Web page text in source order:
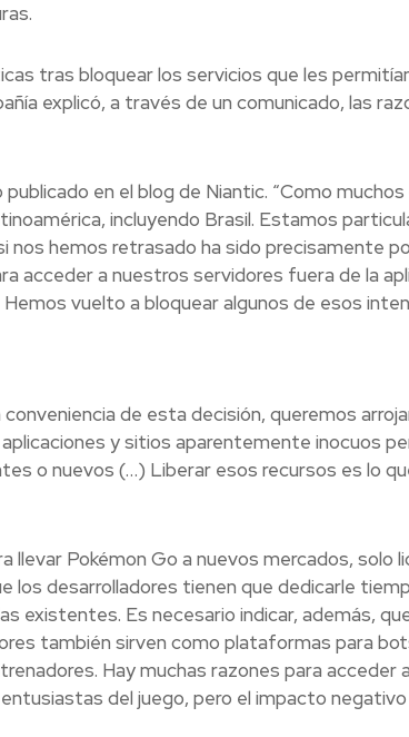
tras bloquear los servicios que les
explicó, a través de un comunicado, las
en el blog de Niantic. “Como
incluyendo Brasil. Estamos
hemos retrasado ha sido precisamente
acceder a nuestros servidores fuera de la
vuelto a bloquear algunos de esos
de esta decisión, queremos
y sitios aparentemente inocuos
o nuevos (…) Liberar esos recursos es lo
Pokémon Go a nuevos mercados, solo
los desarrolladores tienen que dedicarle
existentes. Es necesario indicar, además,
también sirven como plataformas para
Hay muchas razones para acceder
del juego, pero el impacto